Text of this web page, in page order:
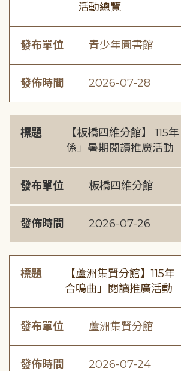
活動總覽
發布單位 青少年圖書館
發佈時間 2026-07-28
標題
【板橋四維分館】 115
係」暑期閱讀推廣活動
發布單位 板橋四維分館
發佈時間 2026-07-26
標題
【蘆洲集賢分館】115
合鳴曲」閱讀推廣活動
發布單位 蘆洲集賢分館
發佈時間 2026-07-24